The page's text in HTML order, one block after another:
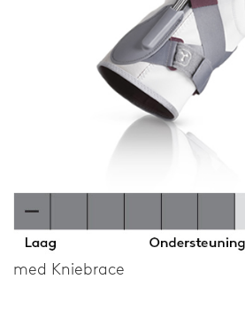
med Kniebrace